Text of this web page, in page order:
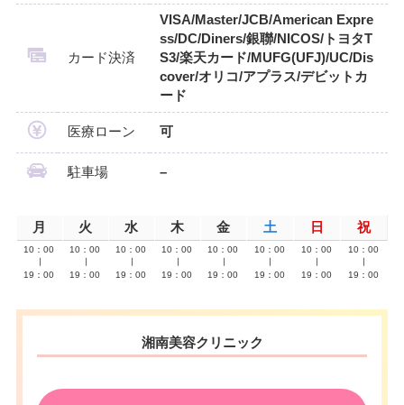
カード決済
VISA/Master/JCB/American Expre
ss/DC/Diners/銀聯/NICOS/トヨタT
S3/楽天カード/MUFG(UFJ)/UC/Dis
cover/オリコ/アプラス/デビットカ
ード
医療ローン 可
駐車場 –
月 火 水 木 金 土 日 祝
10：00
19：00
10：00
19：00
10：00
19：00
10：00
19：00
10：00
19：00
10：00
19：00
10：00
19：00
10：00
19：00
湘南美容クリニック